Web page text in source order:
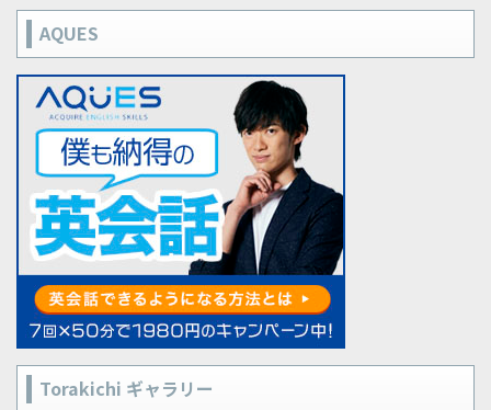
AQUES
Torakichi ギャラリー